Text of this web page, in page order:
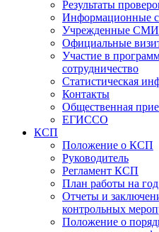
Результаты
Информационные
Учрежденные СМИ
Официальные
Участие в
сотрудничество
Статистическая
Контакты
Общественная
ЕГИССО
КСП
Положение о КСП
Руководитель
Регламент КСП
План работы на год
Отчеты и
контрольных
Положение о